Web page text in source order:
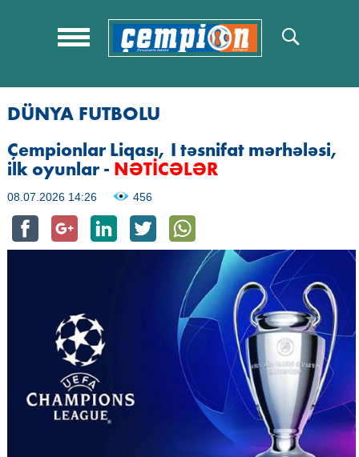
DÜNYA FUTBOLU
Çempionlar Liqası, I təsnifat mərhələsi,
ilk oyunlar - NƏTİCƏLƏR
08.07.2026 14:26 456